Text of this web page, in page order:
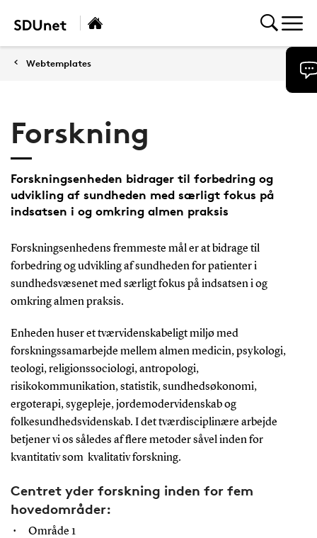
Webtemplates
Forskning
Forskningsenheden bidrager til forbedring og
udvikling af sundheden med særligt fokus på
indsatsen i og omkring almen praksis
Forskningsenhedens fremmeste mål er at bidrage til
forbedring og udvikling af sundheden for patienter i
sundhedsvæsenet med særligt fokus på indsatsen i og
omkring almen praksis.
Enheden huser et tværvidenskabeligt miljø med
forskningssamarbejde mellem almen medicin, psykologi,
teologi, religionssociologi, antropologi,
risikokommunikation, statistik, sundhedsøkonomi,
ergoterapi, sygepleje, jordemodervidenskab og
folkesundhedsvidenskab. I det tværdisciplinære arbejde
betjener vi os således af flere metoder såvel inden for
kvantitativ som kvalitativ forskning.
Centret yder forskning inden for fem
hovedområder:
Område 1